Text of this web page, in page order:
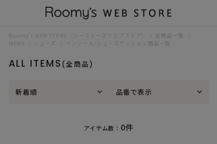
Roomy’s WEB STORE（ルーミィーズウェブストア）
全商品一覧
MENS
シューズ インソール/シューズクッション商品一覧
ALL ITEMS (全商品)
新着順 品番で表示
アイテム数： 0件